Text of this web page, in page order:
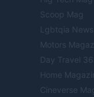
Scoop Mag
Lgbtqia News
Motors
Day Travel
Home
Cineverse